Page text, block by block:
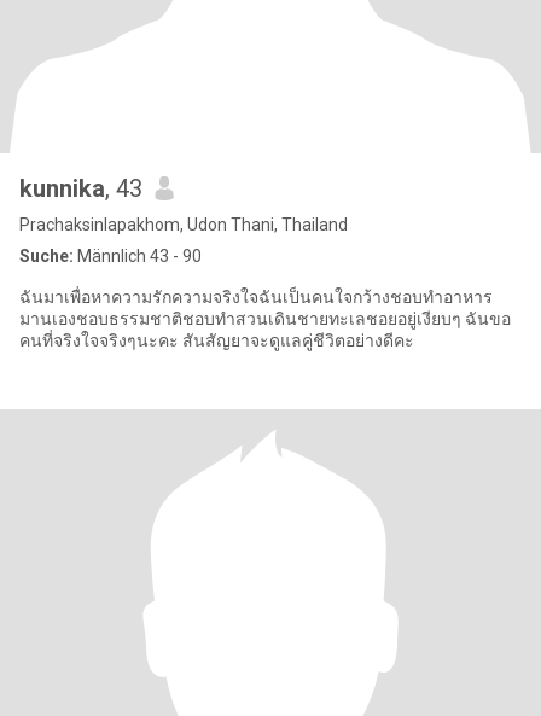
kunnika, 43
Prachaksinlapakhom, Udon Thani, Thailand
Suche: Männlich 43 - 90
ฉันมาเพื่อหาความรักความจริงใจฉันเป็นคนใจกว้างชอบทำอาหาร
มานเองชอบธรรมชาติชอบทำสวนเดินชายทะเลชอยอยู่เงียบๆ ฉันขอ
คนที่จริงใจจริงๆนะคะ สันสัญยาจะดูแลคู่ชีวิตอย่างดีคะ